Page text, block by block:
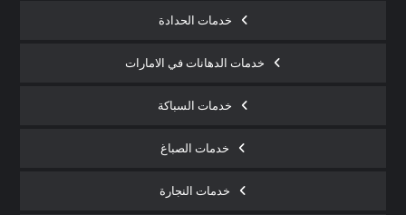
خدمات الحدادة
خدمات الدهانات في الامارات
خدمات السباكة
خدمات الصباغ
خدمات النجارة